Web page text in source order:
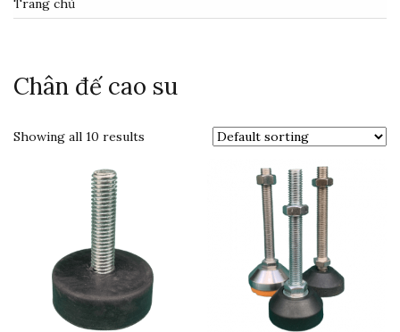
Chân đế cao su
Showing all 10 results